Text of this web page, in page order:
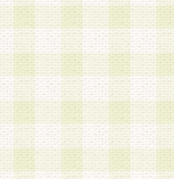
3.会員登録希望者が18
人 である場合は、親権
録を行うものとします
者については、登録時
権者による承認手続き
第3条 会員の登録方法
1.会員登録手続きは、
る登録は一切認められな
2.会員登録希望者は、